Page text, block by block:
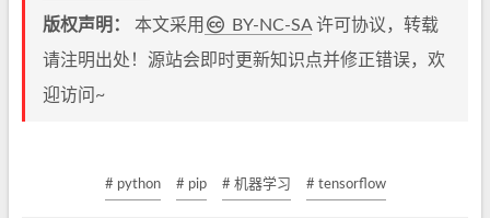
版权声明：
本文采用 BY-NC-SA许可协议，转载
请注明出处！源站会即时更新知识点并修正错误，欢
迎访问~
# python # pip # 机器学习 # tensorflow